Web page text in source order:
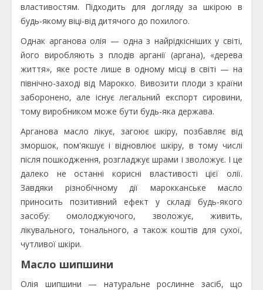
властивостям. Підходить для догляду за шкірою в
будь-якому віці-від дитячого до похилого.
Однак арганова олія — одна з найрідкісніших у світі,
його виробляють з плодів арганії (аргана), «дерева
життя», яке росте лише в одному місці в світі — на
північно-заході від Марокко. Вивозити плоди з країни
заборонено, але існує легальний експорт сировини,
тому виробником може бути будь-яка держава.
Арганова масло лікує, загоює шкіру, позбавляє від
зморшок, пом'якшує і відновлює шкіру, в тому числі
після пошкодження, розгладжує шрами і зволожує. І це
далеко не останні корисні властивості цієї олії.
Завдяки різнобічному дії марокканське масло
приносить позитивний ефект у складі будь-якого
засобу: омолоджуючого, зволожує, живить,
лікувального, тонального, а також коштів для сухої,
чутливої шкіри.
Масло шипшини
Олія шипшини — натуральне рослинне засіб, що